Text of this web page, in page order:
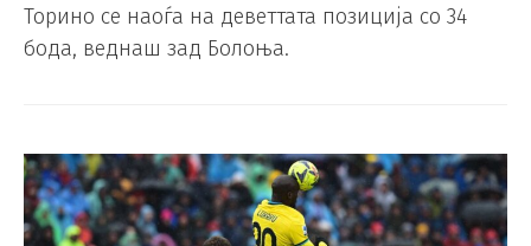
Торино се наоѓа на деветтата позиција со 34
бода, веднаш зад Болоња.